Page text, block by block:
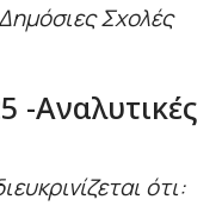
Σχολές
-Αναλυτικές
ότι: